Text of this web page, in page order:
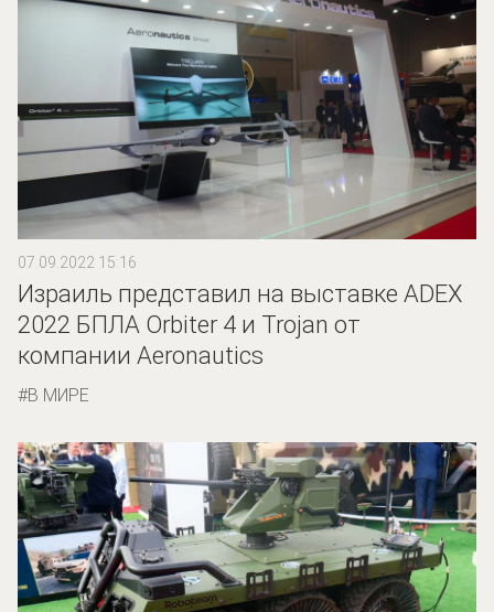
07.09.2022 15:16
Израиль представил на выставке ADEX
2022 БПЛА Orbiter 4 и Trojan от
компании Aeronautics
В МИРЕ